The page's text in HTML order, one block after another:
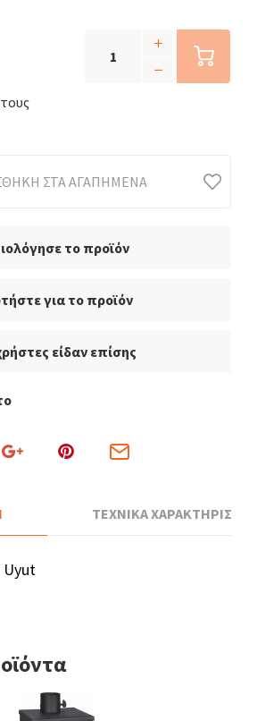
το προϊόν
για το προϊόν
είδαν επίσης
ΣΤΑ ΑΓΑΠΗΜΈΝΑ
ΤΕΧΝΙΚΑ
Uyut